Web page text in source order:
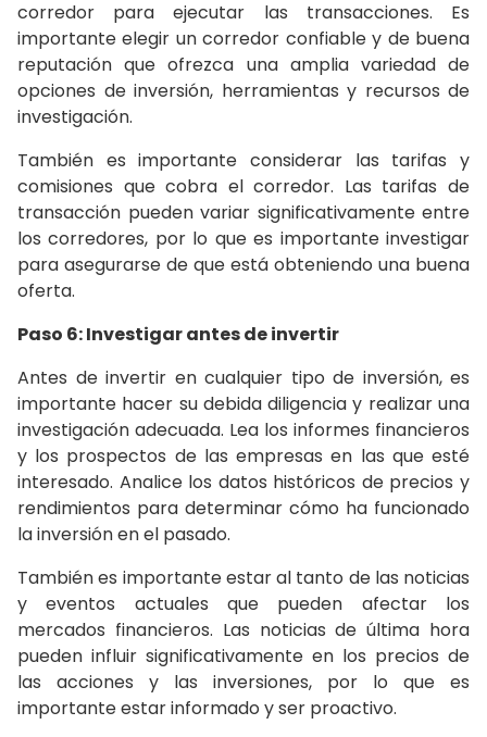
corredor para ejecutar las transacciones. Es
importante elegir un corredor confiable y de buena
reputación que ofrezca una amplia variedad de
opciones de inversión, herramientas y recursos de
investigación.
También es importante considerar las tarifas y
comisiones que cobra el corredor. Las tarifas de
transacción pueden variar significativamente entre
los corredores, por lo que es importante investigar
para asegurarse de que está obteniendo una buena
oferta.
Paso 6: Investigar antes de invertir
Antes de invertir en cualquier tipo de inversión, es
importante hacer su debida diligencia y realizar una
investigación adecuada. Lea los informes financieros
y los prospectos de las empresas en las que esté
interesado. Analice los datos históricos de precios y
rendimientos para determinar cómo ha funcionado
la inversión en el pasado.
También es importante estar al tanto de las noticias
y eventos actuales que pueden afectar los
mercados financieros. Las noticias de última hora
pueden influir significativamente en los precios de
las acciones y las inversiones, por lo que es
importante estar informado y ser proactivo.